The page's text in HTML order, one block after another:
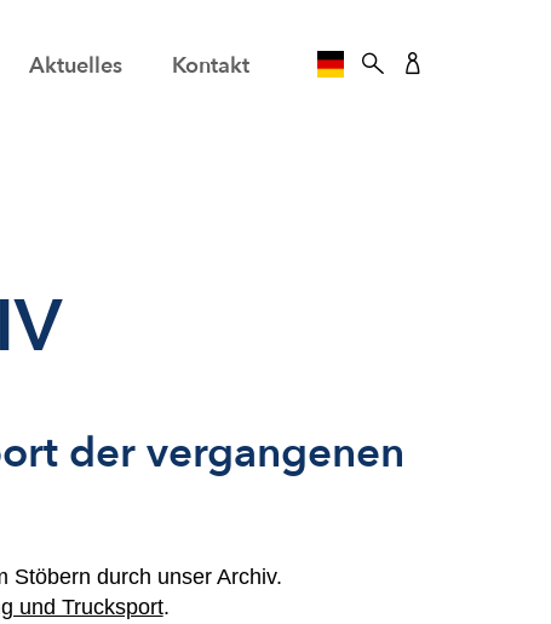
Aktuelles Kontakt
der vergangenen
durch unser Archiv.
und Trucksport.